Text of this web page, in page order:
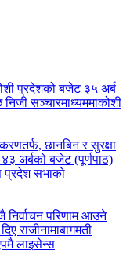
प्रदेशको बजेट ३५ अर्ब
कोशी
छानबिन र सुरक्षा
अर्बको बजेट (पूर्णपाठ)
प्रदेश सभाको
निर्वाचन परिणाम आउने
राजीनामाबागमती
लाइसेन्स